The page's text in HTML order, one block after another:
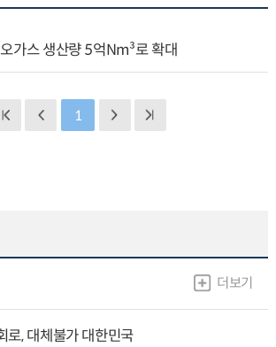
가스 생산량 5억Nm³로 확대
1
더보기
로, 대체불가 대한민국